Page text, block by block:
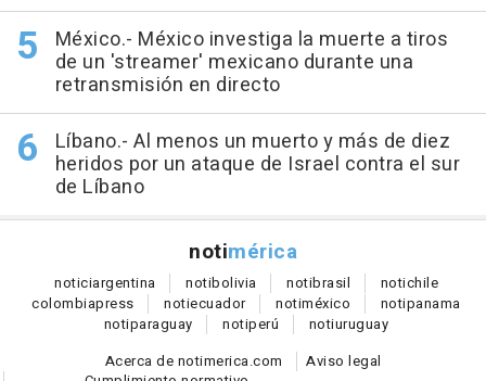
México.- México investiga la muerte a tiros
de un 'streamer' mexicano durante una
retransmisión en directo
Líbano.- Al menos un muerto y más de diez
heridos por un ataque de Israel contra el sur
de Líbano
notimérica
noticiargentina notibolivia notibrasil notichile
colombiapress notiecuador notiméxico notipanama
notiparaguay notiperú notiuruguay
Acerca de notimerica.com
Aviso legal